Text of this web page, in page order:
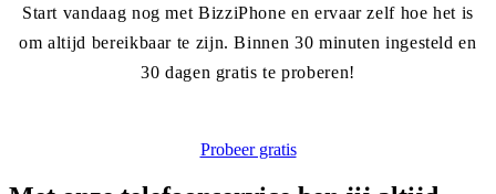
Start vandaag nog met BizziPhone en ervaar zelf hoe het is
om altijd bereikbaar te zijn. Binnen 30 minuten ingesteld en
30 dagen gratis te proberen!
Probeer gratis